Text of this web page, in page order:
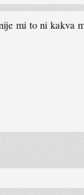
mi to ni kakva